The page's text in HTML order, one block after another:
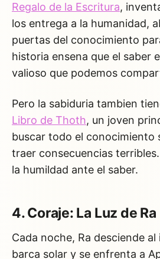
Regalo de la Escritura,
los entrega a la humanidad,
puertas del conocimiento
historia ensena que el saber
valioso que podemos
Pero la sabiduria tambien
Libro de Thoth, un joven
buscar todo el conocimiento
traer consecuencias
la humildad ante el saber.
4. Coraje: La Luz de Ra
Cada noche, Ra desciende
barca solar y se enfrenta a